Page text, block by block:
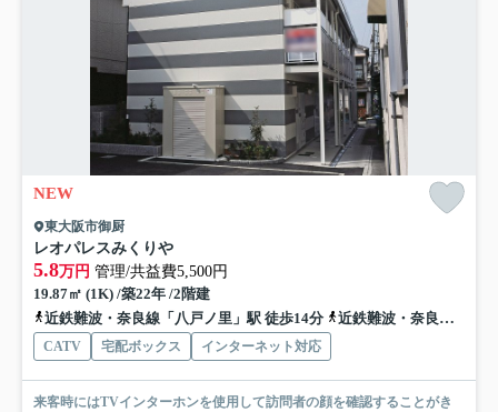
NEW
東大阪市御厨
レオパレスみくりや
5.8万円 管理/共益費5,500円
19.87㎡ (1K) /築22年 /2階建
近鉄難波・奈良線「八戸ノ里」駅 徒歩14分
近鉄難波・奈良線「河内小阪」駅 徒歩15分
CATV 宅配ボックス インターネット対応
来客時にはTVインターホンを使用して訪問者の顔を確認することがき